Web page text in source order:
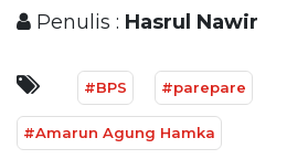
Penulis : Hasrul Nawir
#BPS #parepare
#Amarun Agung Hamka